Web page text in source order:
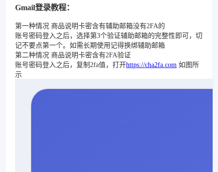
Gmail登录教程：
第一种情况 商品说明卡密含有辅助邮箱没有2FA的
账号密码登入之后，选择第3个验证辅助邮箱的完整性即可，切
记不要点第一个。如需长期使用记得换绑辅助邮箱
第二种情况 商品说明卡密含有2FA验证
账号密码登入之后，复制2fa值，打开https://cha2fa.com 如图所
示